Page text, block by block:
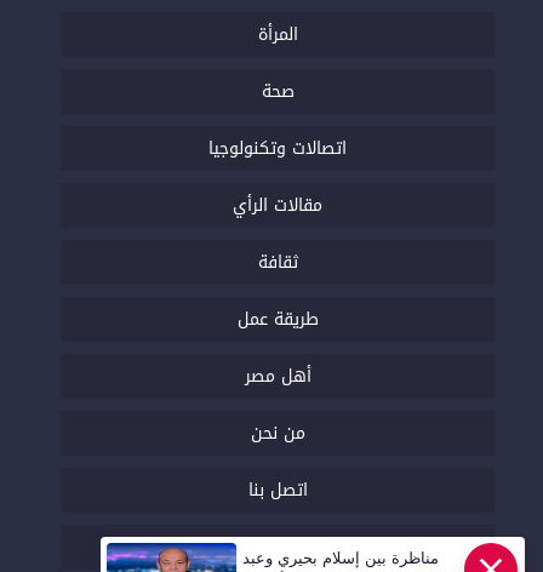
المرأة
صحة
اتصالات وتكنولوجيا
مقالات الرأي
ثقافة
طريقة عمل
أهل مصر
من نحن
اتصل بنا
السياسة التحريرية
مناظرة بين إسلام بحيري وعبد